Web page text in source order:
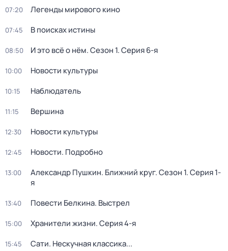
07:20 Легенды мирового кино
07:45 В поисках истины
08:50 И это всё о нём. Сезон 1. Серия 6-я
10:00 Новости культуры
10:15 Наблюдатель
11:15 Вершина
12:30 Новости культуры
12:45 Новости. Подробно
13:00 Александр Пушкин. Ближний круг. Сезон 1. Серия 1-
я
13:40 Повести Белкина. Выстрел
15:00 Хранители жизни. Серия 4-я
15:45 Сати. Нескучная классика...